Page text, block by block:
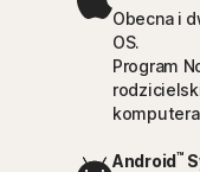
Obecna i
OS.
Program
Android™